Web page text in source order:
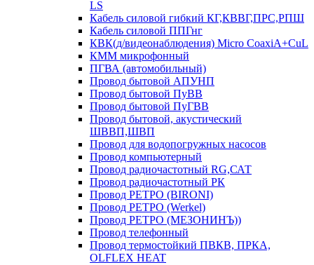
LS
Кабель силовой гибкий КГ,КВВГ,ПРС,РПШ
Кабель силовой ППГнг
КВК(д/видеонаблюдения) Micro CoaxiA+CuL
КММ микрофонный
ПГВА (автомобильный)
Провод бытовой АПУНП
Провод бытовой ПуВВ
Провод бытовой ПуГВВ
Провод бытовой, акустический
ШВВП,ШВП
Провод для водопогружных насосов
Провод компьютерный
Провод радиочастотный RG,САТ
Провод радиочастотный РК
Провод РЕТРО (BIRONI)
Провод РЕТРО (Werkel)
Провод РЕТРО (МЕЗОНИНЪ))
Провод телефонный
Провод термостойкий ПВКВ, ПРКА,
OLFLEX HEAT